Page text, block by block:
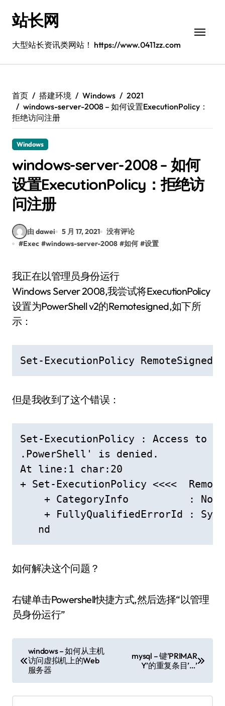
站长网
大型站长资讯类网站！ https://www.0411zz.com
首页 搭建环境 Windows
2021
windows-server-2008 – 如何设置ExecutionPolicy：
拒绝访问注册
Windows
windows-server-2008 – 如何
设置ExecutionPolicy：拒绝访
问注册
由 dawei 5 月 17, 2021
没有评论
#Exec #windows-server-2008 #如何 #设置
我正在以管理员身份运行
Windows Server 2008,我尝试将ExecutionPolicy
设置为PowerShell v2的Remotesigned,如下所
示：
Set-ExecutionPolicy RemoteSigned
但是我收到了这个错误：
Set-ExecutionPolicy : Access to the
.PowerShell' is denied.
At line:1 char:20
+ Set-ExecutionPolicy <<<<
+ CategoryInfo          :
+ FullyQualifiedErrorId :
   nd
如何解决这个问题？
右键单击Powershell快捷方式,然后选择“以管理
员身份运行”
章
导
windows – 如何从主机
访问虚拟机上的Web
服务器
mysql – 键’PRIMAR
Y’的重复条目’…’